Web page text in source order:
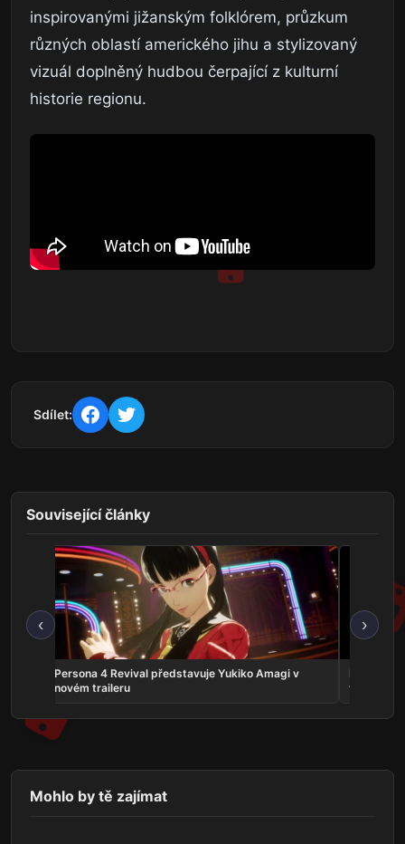
inspirovanými jižanským folklórem, průzkum
různých oblastí amerického jihu a stylizovaný
vizuál doplněný hudbou čerpající z kulturní
historie regionu.
Sdílet:
Související články
‹
Persona 4 Revival představuje Yukiko Amagi v
novém traileru
Phantom:
vyjde v
›
Mohlo by tě zajímat